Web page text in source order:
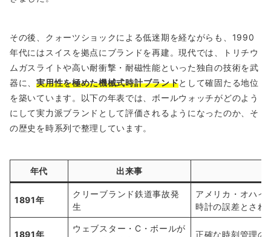
その後、クォーツショックによる低迷期を経ながらも、1990
年代にはスイスを拠点にブランドを再建。現代では、トリチウ
ムガスライトや高い耐衝撃・耐磁性能といった独自の技術を武
器に、実用性を極めた機械式時計ブランドとして確固たる地位
を築いています。以下の年表では、ボールウォッチがどのよう
にして実力派ブランドとして評価されるようになったのか、そ
の歴史を時系列で整理しています。
年代 出来事
1891年
クリーブランド鉄道事故発
生
アメリカ・オハイ
時計の誤差とされ
1891年
ウェブスター・C・ボールが
正確な時刻管理の